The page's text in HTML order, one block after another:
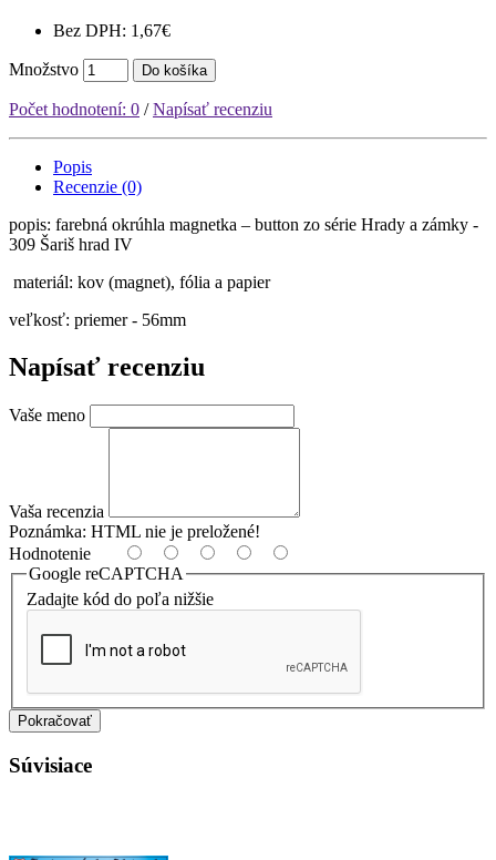
Bez DPH: 1,67€
Množstvo Do košíka
Počet hodnotení: 0 /Napísať recenziu
Popis
Recenzie (0)
popis: farebná okrúhla magnetka – button zo série Hrady a zámky -
309 Šariš hrad IV
materiál: kov (magnet), fólia a papier
veľkosť: priemer - 56mm
Napísať recenziu
Vaše meno
Vaša recenzia
Poznámka: HTML nie je preložené!
Hodnotenie
Google reCAPTCHA
Zadajte kód do poľa nižšie
Pokračovať
Súvisiace